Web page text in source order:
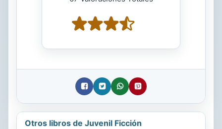
Otros libros de Juvenil Ficción